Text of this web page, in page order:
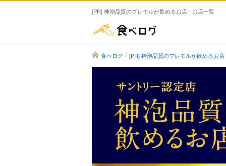
[PR] 神泡品質のプレモルが飲めるお店 - お店一覧
食べログ [PR] 神泡品質のプレモルが飲めるお店